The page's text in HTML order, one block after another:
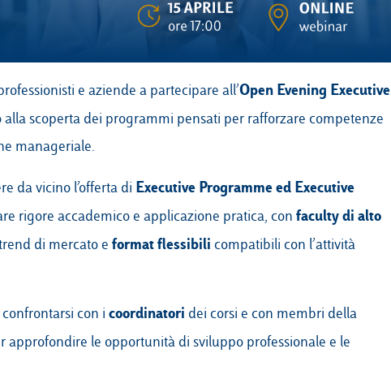
e aziende a partecipare all’Open Evening Executive
alla scoperta dei programmi pensati per rafforzare competenze
manageriale.
da vicino l’offerta di Executive Programmeed Executive
rigore accademico e applicazione pratica, con faculty di alto
di mercato e format flessibili compatibili con l’attività
con i coordinatori dei corsi e con membri della
approfondire le opportunità di sviluppo professionale e le